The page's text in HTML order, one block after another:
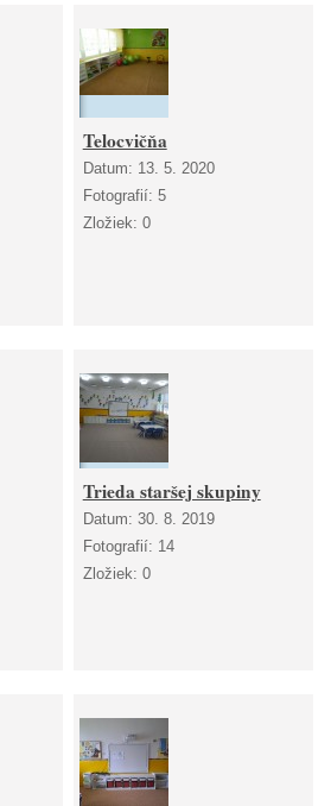
Telocvičňa
Datum: 13. 5. 2020
Fotografií: 5
Zložiek: 0
Trieda staršej skupiny
Datum: 30. 8. 2019
Fotografií: 14
Zložiek: 0